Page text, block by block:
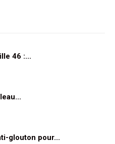
46 :...
glouton pour...